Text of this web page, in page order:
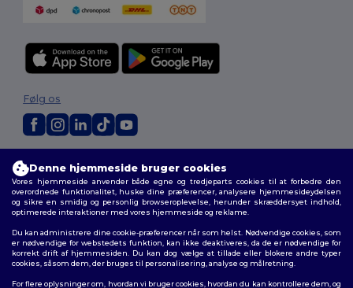
Vilkår og Betingelser|Tilpasset politik |Fortrolighedspolitik
cookies | Sitemap
Følg os
Denne hjemmeside bruger cookies
Vores hjemmeside anvender både egne og tredjeparts cookies til at forbedre den
overordnede funktionalitet, huske dine præferencer, analysere hjemmesideydelsen
og sikre en smidig og personlig browseroplevelse, herunder skræddersyet indhold,
optimerede interaktioner med vores hjemmeside og reklame.
Du kan administrere dine cookie-præferencer når som helst. Nødvendige cookies, som
er nødvendige for webstedets funktion, kan ikke deaktiveres, da de er nødvendige for
korrekt drift af hjemmesiden. Du kan dog vælge at tillade eller blokere andre typer
cookies, såsom dem, der bruges til personalisering, analyse og målretning.
For flere oplysninger om, hvordan vi bruger cookies, hvordan du kan kontrollere dem, og